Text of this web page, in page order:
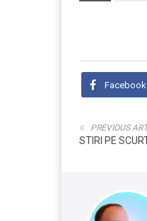
Facebook
PREVIOUS
STIRI PE